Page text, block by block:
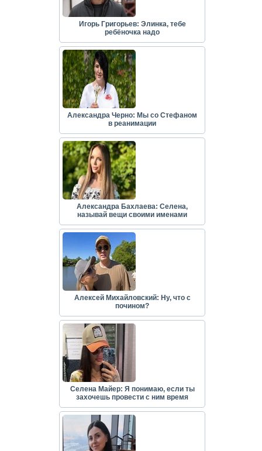
Игорь Григорьев: Элинка, тебе
ребёночка надо
Александра Черно: Мы со Стефаном
в реанимации
Александра Бахлаева: Селена,
называй вещи своими именами
Алексей Михайловский: Ну, что с
почином?
Селена Майер: Я понимаю, если ты
захочешь провести с ним время